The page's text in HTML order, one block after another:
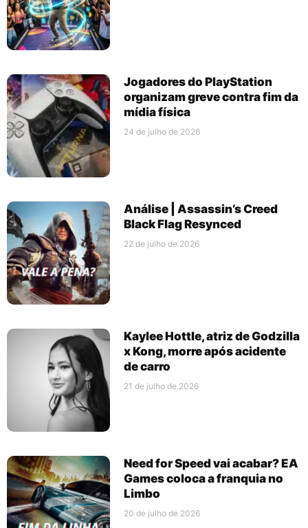
Jogadores do PlayStation
organizam greve contra fim da
mídia física
24 de julho de 2026
Análise | Assassin’s Creed
Black Flag Resynced
22 de julho de 2026
Kaylee Hottle, atriz de Godzilla
x Kong, morre após acidente
de carro
21 de julho de 2026
Need for Speed vai acabar? EA
Games coloca a franquia no
Limbo
20 de julho de 2026